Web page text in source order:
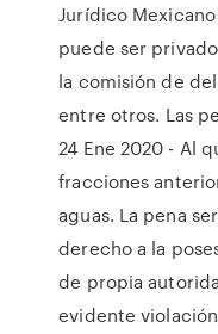
Jurídico
puede ser
la comisión de
entre otros. Las
24 Ene 2020 - Al
fracciones
aguas. La pena
derecho a la
de propia
evidente